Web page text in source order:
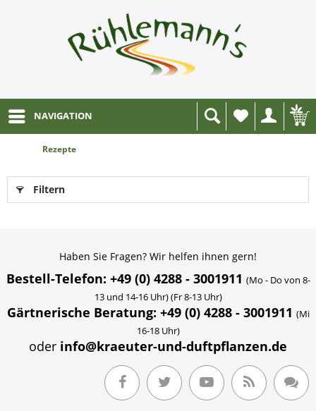
NAVIGATION
Wunschliste
Rezepte
Filtern
Haben Sie Fragen? Wir helfen ihnen gern!
Bestell-Telefon: +49 (0) 4288 - 3001911 (Mo - Do von 8-
13 und 14-16 Uhr) (Fr 8-13 Uhr)
Gärtnerische Beratung: +49 (0) 4288 - 3001911 (Mi
16-18 Uhr)
oder info@kraeuter-und-duftpflanzen.de